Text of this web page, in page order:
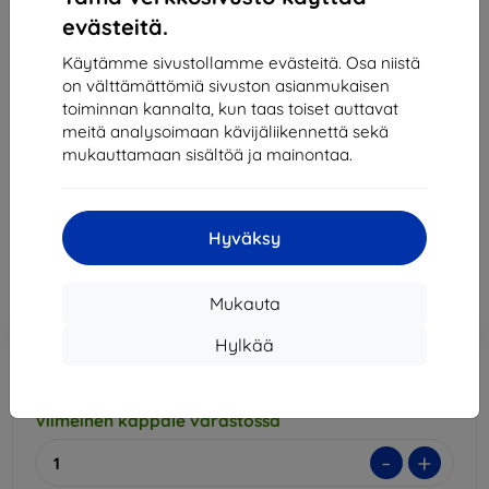
evästeitä.
Käytämme sivustollamme evästeitä. Osa niistä
on välttämättömiä sivuston asianmukaisen
toiminnan kannalta, kun taas toiset auttavat
meitä analysoimaan kävijäliikennettä sekä
mukauttamaan sisältöä ja mainontaa.
Hyväksy
Mukauta
Hylkää
3MK Silver Protect+ Xiaomi Redmi Note 10 Wet-
mounted Antimicrobial film
Xiaomi Redmi Note 10
Kuvaus ja tekniset tiedot
8,90 €
Hinta ilman ALV:tä7,18 €
Viimeinen kappale varastossa
- +